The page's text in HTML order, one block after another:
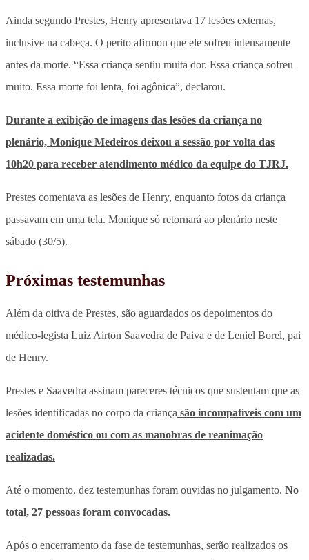
Ainda segundo Prestes, Henry apresentava 17 lesões externas,
inclusive na cabeça. O perito afirmou que ele sofreu intensamente
antes da morte. “Essa criança sentiu muita dor. Essa criança sofreu
muito. Essa morte foi lenta, foi agônica”, declarou.
Durante a exibição de imagens das lesões da criança no
plenário, Monique Medeiros deixou a sessão por volta das
10h20 para receber atendimento médico da equipe do TJRJ.
Prestes comentava as lesões de Henry, enquanto fotos da criança
passavam em uma tela. Monique só retornará ao plenário neste
sábado (30/5).
Próximas testemunhas
Além da oitiva de Prestes, são aguardados os depoimentos do
médico-legista Luiz Airton Saavedra de Paiva e de Leniel Borel, pai
de Henry.
Prestes e Saavedra assinam pareceres técnicos que sustentam que as
lesões identificadas no corpo da criança são incompatíveis com um
acidente doméstico ou com as manobras de reanimação
realizadas.
Até o momento, dez testemunhas foram ouvidas no julgamento. No
total, 27 pessoas foram convocadas.
Após o encerramento da fase de testemunhas, serão realizados os